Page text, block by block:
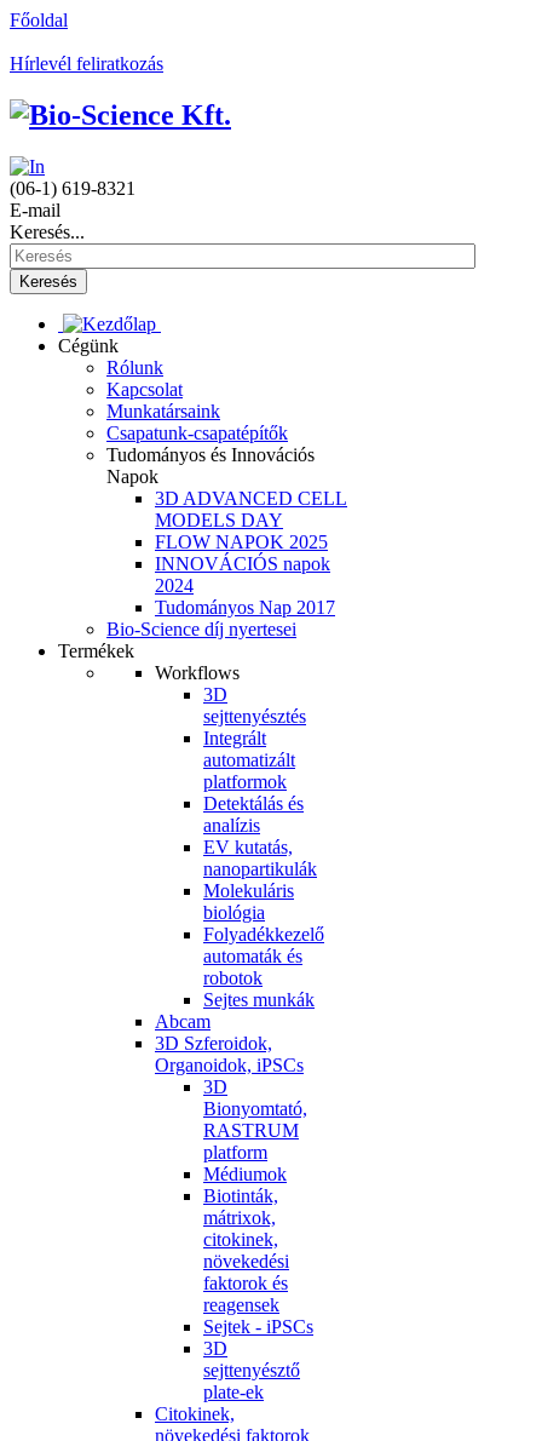
Főoldal
Hírlevél feliratkozás
(06-1) 619-8321
E-mail
Keresés...
Keresés
Cégünk
Rólunk
Kapcsolat
Munkatársaink
Csapatunk-csapatépítők
Tudományos és Innovációs
Napok
3D ADVANCED CELL
MODELS DAY
FLOW NAPOK 2025
INNOVÁCIÓS napok
2024
Tudományos Nap 2017
Bio-Science díj nyertesei
Termékek
Workflows
3D
sejttenyésztés
Integrált
automatizált
platformok
Detektálás és
analízis
EV kutatás,
nanopartikulák
Molekuláris
biológia
Folyadékkezelő
automaták és
robotok
Sejtes munkák
Abcam
3D Szferoidok,
Organoidok, iPSCs
3D
Bionyomtató,
RASTRUM
platform
Médiumok
Biotinták,
mátrixok,
citokinek,
növekedési
faktorok és
reagensek
Sejtek - iPSCs
3D
sejttenyésztő
plate-ek
Citokinek,
növekedési faktorok